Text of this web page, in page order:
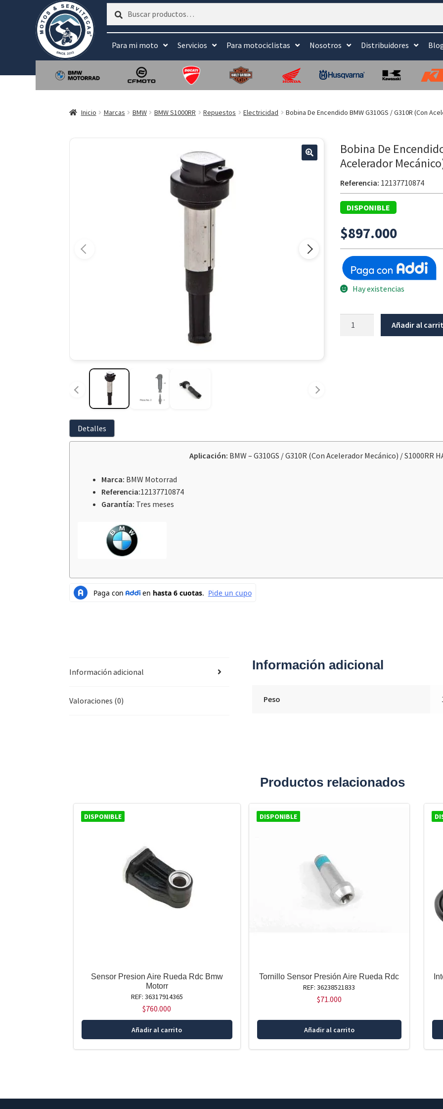
Buscar
Buscar
Para mi moto Servicios Para motociclistas Nosotros Distribuidores
Inicio Marcas BMW BMW S1000RR Repuestos Electricidad Bobina De Encendido BMW G310GS / G310R (Con
Bobina De
Acelerador
Referencia: 12137710874
DISPONIBLE
$897.000
Hay existencias
/
S1000RR
Añadir al
Detalles
Aplicación: BMW – G310GS / G310R (Con Acelerador Mecánico) / S1000RR
Marca: BMW Motorrad
Referencia:12137710874
Garantía: Tres meses
Información adicional
Valoraciones (0)
Información adicional
Peso
Productos relacionados
DISPONIBLE
Sensor Presion Aire Rueda Rdc Bmw
Motorr
REF: 36317914365
$760.000
Añadir al carrito
DISPONIBLE
Tornillo Sensor Presión Aire Rueda Rdc
REF: 36238521833
$71.000
Añadir al carrito